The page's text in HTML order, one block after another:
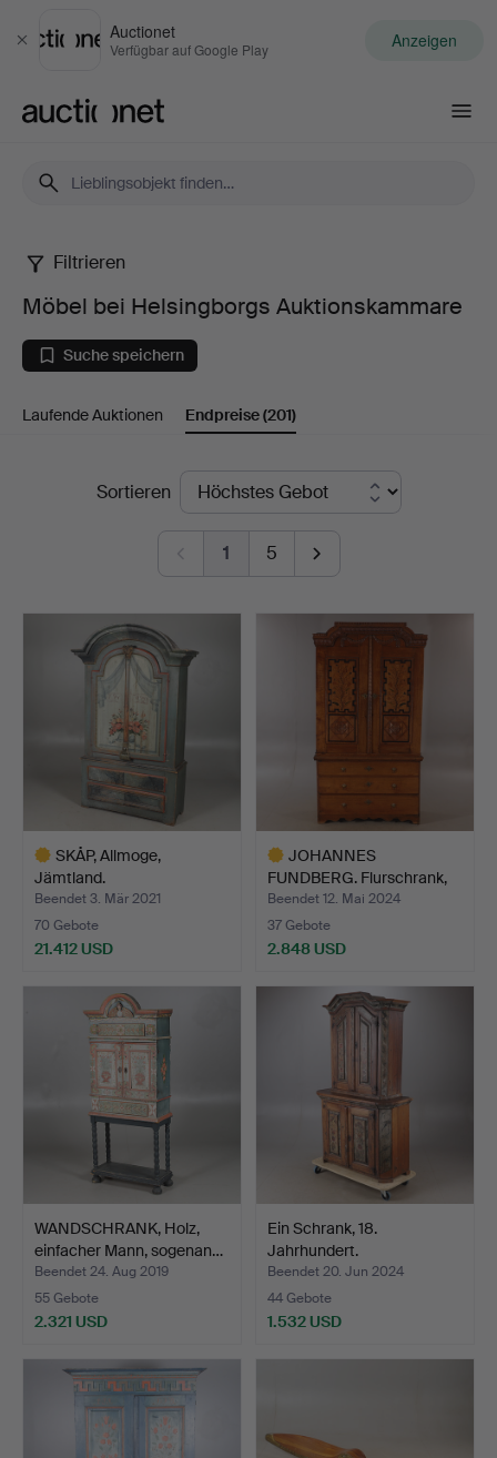
Schließen
Auctionet
Verfügbar auf Google Play Anzeigen
Möbel
bei
Helsingborgs
Auktionskammare
Filtrieren
Möbel bei Helsingborgs Auktionskammare
Suche speichern
Laufende Auktionen Endpreise(201)
EndpreiseSortieren
1 5
SKÅP, Allmoge,
Jämtland.
Beendet 3. Mär 2021
70 Gebote
21.412 USD
JOHANNES
FUNDBERG. Flurschrank,
Eiche mit …
Beendet 12. Mai 2024
37 Gebote
2.848 USD
WANDSCHRANK, Holz,
einfacher Mann, sogenan…
Beendet 24. Aug 2019
55 Gebote
2.321 USD
Ein Schrank, 18.
Jahrhundert.
Beendet 20. Jun 2024
44 Gebote
1.532 USD